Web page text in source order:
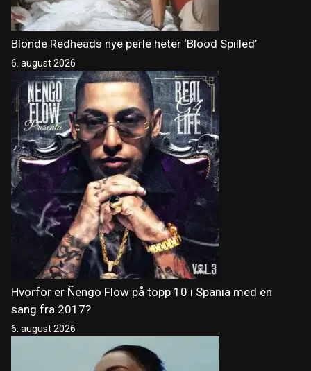
Blonde Redheads nye perle heter ‘Blood Spilled’
6. august 2026
Hvorfor er Ñengo Flow på topp 10 i Spania med en
sang fra 2017?
6. august 2026